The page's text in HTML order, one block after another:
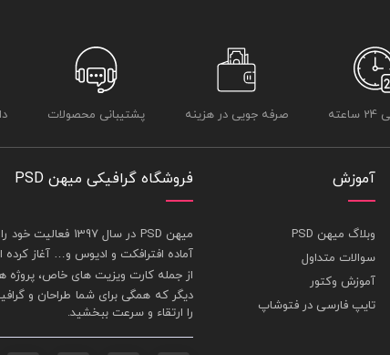
صرفه جویی در هزینه پشتیبانی محصولات
آموزش
وبلاگ میهن PSD
سوالات متداول
آموزش وکتور
تایپ فارسی در فتوشاپ
فروشگاه گرافیکی میهن PSD
ميهن PSD در سال 1397 فعاليت خود را در بخش های : 1-
آماده افترافکت و اديوس و… آغاز
از جملهکارت ويزيت های خاص، پروژه
ديگر که همگی برای شما طراحان و
را ارتقاء و سرعت ببخشيد.